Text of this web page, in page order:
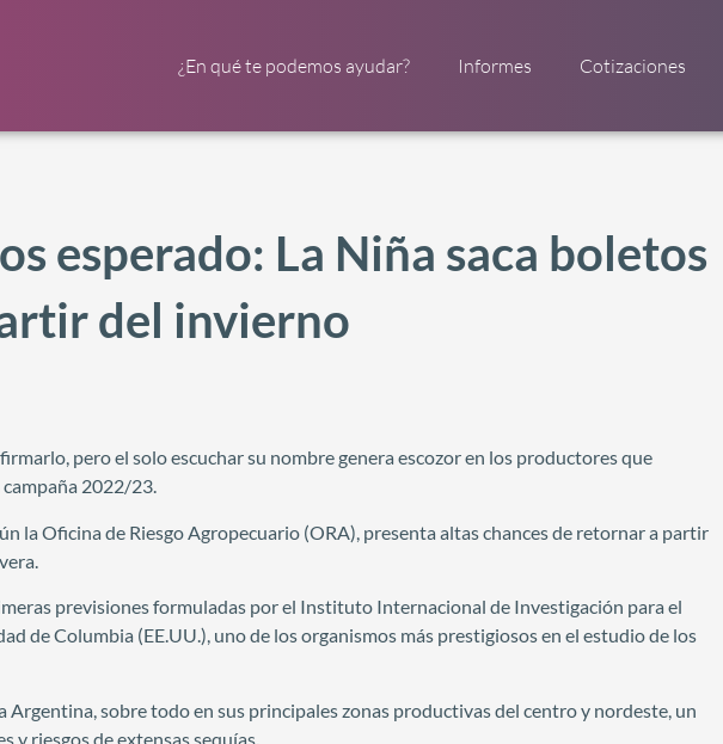
¿En qué te podemos ayudar? Informes Cotizaciones
esperado: La Niña saca boletos
del invierno
pero el solo escuchar su nombre genera escozor en los productores que
2022/23.
la Oficina de Riesgo Agropecuario (ORA), presenta altas chances de retornar a partir
previsiones formuladas por el Instituto Internacional de Investigación para el
de Columbia (EE.UU.), uno de los organismos más prestigiosos en el estudio de los
Argentina, sobre todo en sus principales zonas productivas del centro y nordeste, un
y riesgos de extensas sequías.